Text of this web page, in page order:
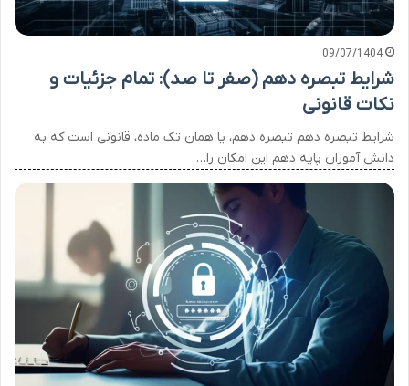
09/07/1404
شرایط تبصره دهم (صفر تا صد): تمام جزئیات و
نکات قانونی
شرایط تبصره دهم تبصره دهم، یا همان تک ماده، قانونی است که به
دانش آموزان پایه دهم این امکان را…